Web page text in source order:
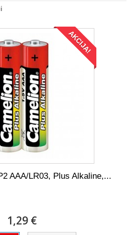
AKCIJA!
AAA/LR03, Plus Alkaline,...
1,29 €